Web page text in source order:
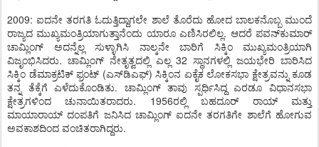
2009: ಐದನೇ ತರಗತಿ ಓದುತ್ತಿದ್ದಾಗಲೇ ಶಾಲೆ ತೊರೆದು ಹೋದ ಬಾಲಕನೊಬ್ಬ ಮುಂದೆ
ರಾಜ್ಯದ ಮುಖ್ಯಮಂತ್ರಿಯಾಗುತ್ತಾನೆಂದು ಯಾರೂ ಎಣಿಸಿರಲಿಲ್ಲ. ಆದರೆ ಪವನ್‌ಕುಮಾರ್
ಚಾಮ್ಲಿಂಗ್ ಅದನ್ನೆಲ್ಲ ಸುಳ್ಳಾಗಿಸಿ ನಾಲ್ಕನೇ ಬಾರಿಗೆ ಸಿಕ್ಕಿಂ ಮುಖ್ಯಮಂತ್ರಿಯಾಗಿ
ವಿಜೃಂಭಿಸಿದರು. ಚಾಮ್ಲಿಂಗ್ ನೇತೃತ್ವದಲ್ಲಿ ಎಲ್ಲ 32 ಸ್ಥಾನಗಳಲ್ಲಿ ಜಯಭೇರಿ ಬಾರಿಸಿದ
ಸಿಕ್ಕಿಂ ಡೆಮಾಕ್ರಟಿಕ್ ಫ್ರಂಟ್ (ಎಸ್‌ಡಿಎಫ್) ಸಿಕ್ಕಿಂನ ಏಕೈಕ ಲೋಕಸಭಾ ಕ್ಷೇತ್ರವನ್ನು ಕೂಡ
ತನ್ನ ತೆಕ್ಕೆಗೆ ಎಳೆದುಕೊಂಡಿತು. ಚಾಮ್ಲಿಂಗ್ ತಾವು ಸ್ಪರ್ಧಿಸಿದ್ದ ಎರಡೂ ವಿಧಾನಸಭಾ
ಕ್ಷೇತ್ರಗಳಿಂದ ಚುನಾಯಿತರಾದರು. 1956ರಲ್ಲಿ ಬಹದೂರ್ ರಾಯ್ ಮತ್ತು
ಮಾಯಾರಾಯ್ ದಂಪತಿಗೆ ಜನಿಸಿದ ಚಾಮ್ಲಿಂಗ್ ಐದನೇ ತರಗತಿಗೇ ಶಾಲೆಗೆ ಹೋಗುವ
ಅವಕಾಶದಿಂದ ವಂಚಿತರಾಗಿದ್ದರು.